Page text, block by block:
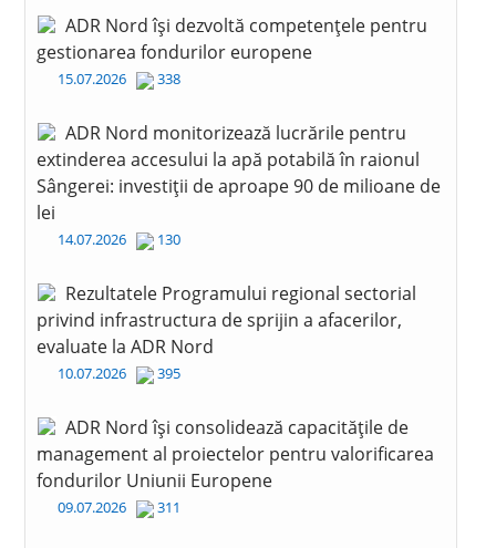
ADR Nord își dezvoltă competențele pentru
gestionarea fondurilor europene
15.07.2026 338
ADR Nord monitorizează lucrările pentru
extinderea accesului la apă potabilă în raionul
Sângerei: investiții de aproape 90 de milioane de
lei
14.07.2026 130
Rezultatele Programului regional sectorial
privind infrastructura de sprijin a afacerilor,
evaluate la ADR Nord
10.07.2026 395
ADR Nord își consolidează capacitățile de
management al proiectelor pentru valorificarea
fondurilor Uniunii Europene
09.07.2026 311